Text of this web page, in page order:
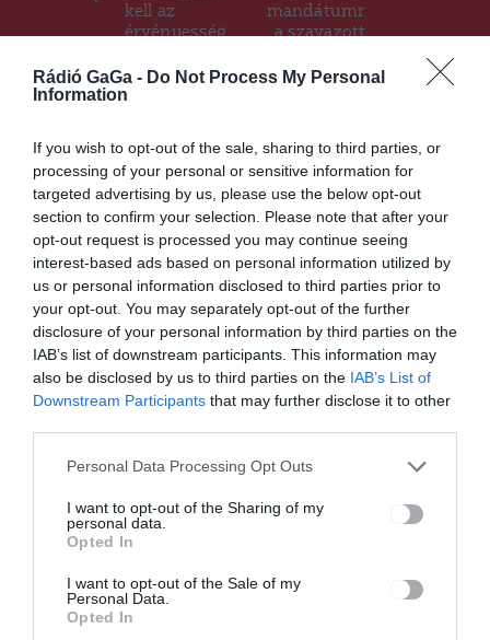
Rádió GaGa - Do Not Process My Personal
Information
If you wish to opt-out of the sale, sharing to third parties, or
processing of your personal or sensitive information for
targeted advertising by us, please use the below opt-out
section to confirm your selection. Please note that after your
opt-out request is processed you may continue seeing
interest-based ads based on personal information utilized by
us or personal information disclosed to third parties prior to
your opt-out. You may separately opt-out of the further
disclosure of your personal information by third parties on the
IAB’s list of downstream participants. This information may
also be disclosed by us to third parties on the IAB’s List of
Downstream Participants that may further disclose it to other
Personal Data Processing Opt Outs
I want to opt-out of the Sharing of my
personal data.
Opted In
I want to opt-out of the Sale of my
Personal Data.
Opted In
kell az
érvényesség
mandátumr
a szavazott
Tőkés
Nemzeti
Ez is érdekelheti
HÍRLISTA
Módosul a tanév szerkezete,
HÍRLISTA